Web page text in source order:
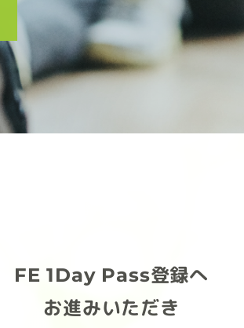
FE 1Day Pass登録へ
お進みいただき